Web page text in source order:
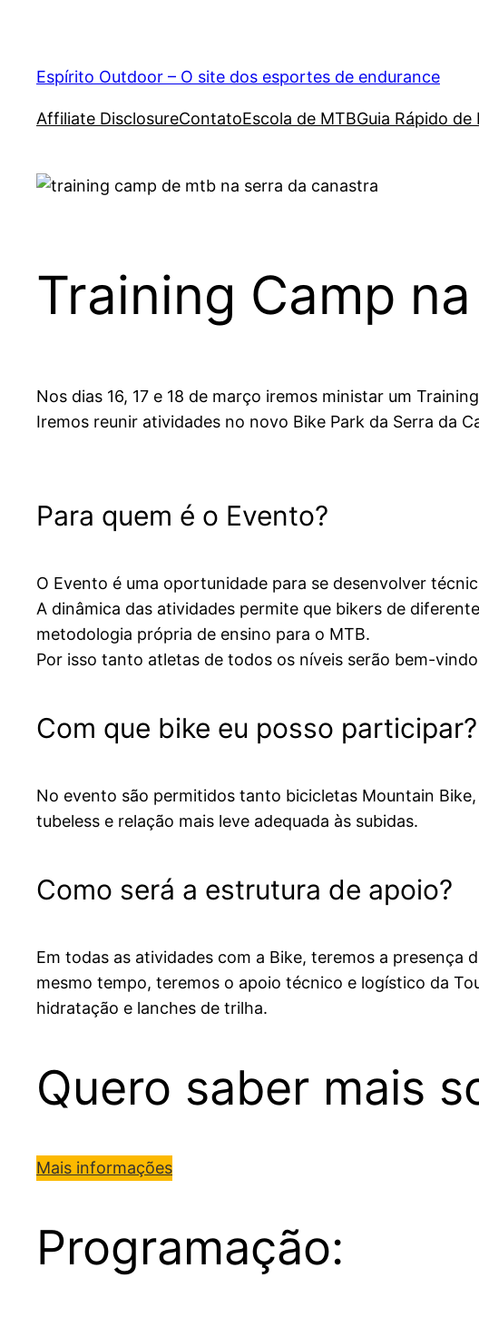
Espírito Outdoor – O site dos esportes de endurance
Affiliate DisclosureContatoEscola de MTBGuia Rápido
Training Camp
Nos dias 16, 17 e 18 de março iremos ministar um
Iremos reunir atividades no novo Bike Park da Serra da
Para quem é o Evento?
O Evento é uma oportunidade para se desenvolver
A dinâmica das atividades permite que bikers de
metodologia própria de ensino para o MTB.
Por isso tanto atletas de todos os níveis serão bem-
Com que bike eu posso participar?
No evento são permitidos tanto bicicletas Mountain
tubeless e relação mais leve adequada às subidas.
Como será a estrutura de apoio?
Em todas as atividades com a Bike, teremos a
mesmo tempo, teremos o apoio técnico e logístico da
hidratação e lanches de trilha.
Quero saber mais
Mais informações
Programação: